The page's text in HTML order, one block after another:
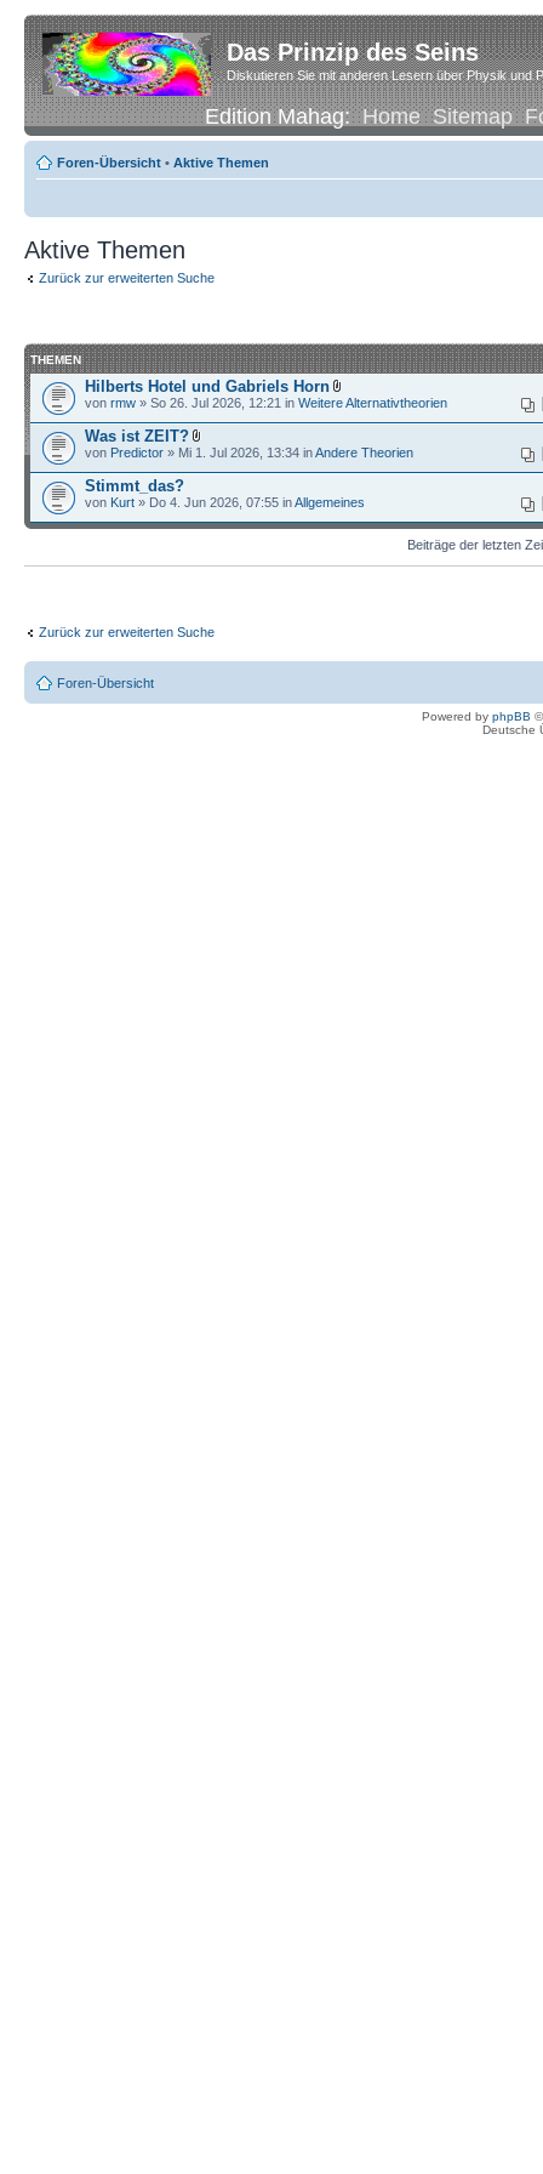
Das Prinzip des Seins
Diskutieren Sie mit anderen Lesern über Physik und
Edition Mahag:Home Sitemap
Foren-Übersicht • Aktive Themen
Aktive Themen
Zurück zur erweiterten Suche
THEMEN
Hilberts Hotel und Gabriels Horn
von rmw » So 26. Jul 2026, 12:21 in Weitere Alternativtheorien
Was ist ZEIT?
von Predictor » Mi 1. Jul 2026, 13:34 inAndere Theorien
Stimmt_das?
von Kurt » Do 4. Jun 2026, 07:55 inAllgemeines
Beiträge der letzten
Zurück zur erweiterten Suche
Foren-Übersicht
Powered by phpBB
Deutsche